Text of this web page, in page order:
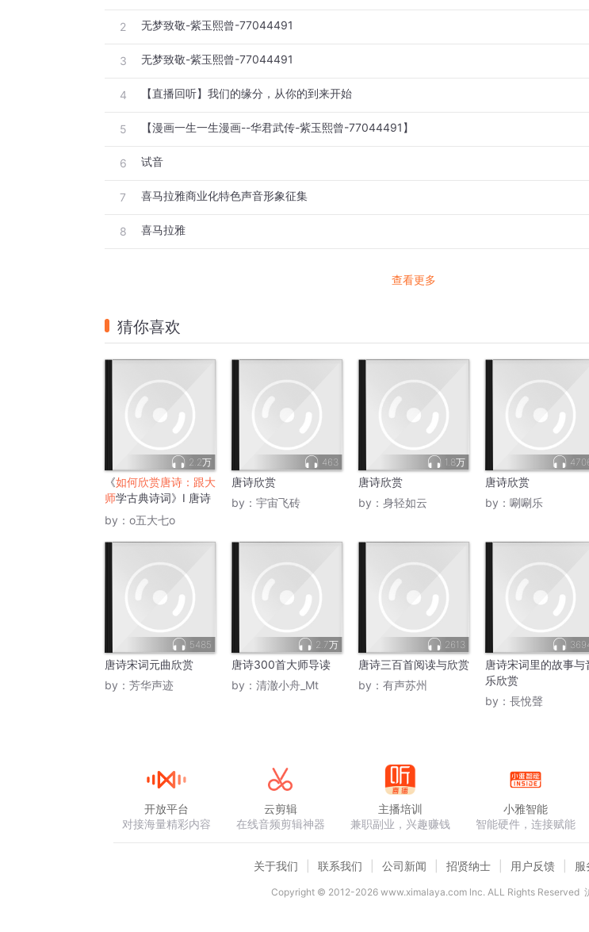
2 无梦致敬-紫玉熙曾-77044491
3 无梦致敬-紫玉熙曾-77044491
4 【直播回听】我们的缘分，从你的到来开始
5 【漫画一生一生漫画--华君武传-紫玉熙曾-77044491】
6 试音
7 喜马拉雅商业化特色声音形象征集
8 喜马拉雅
查看更多
猜你喜欢
2.2万
《如何欣赏唐诗：跟大
师学古典诗词》I 唐诗
深度鉴赏
by： o五大七o
463
唐诗欣赏
by： 宇宙飞砖
1.8万
唐诗欣赏
by： 身轻如云
唐诗欣赏
by： 唰唰乐
5485
唐诗宋词元曲欣赏
by： 芳华声迹
2.7万
唐诗300首大师导读
by： 清澈小舟_Mt
2613
唐诗三百首阅读与欣赏
by： 有声苏州
唐诗宋词里的故事与
乐欣赏
by： 長悅聲
开放平台
对接海量精彩内容
云剪辑
在线音频剪辑神器
主播培训
兼职副业，兴趣赚钱
小雅智能
智能硬件，连接赋能
关于我们 联系我们 公司新闻 招贤纳士 用户反馈 服
Copyright © 2012-2026www.ximalaya.com lnc. ALL Rights Reserved